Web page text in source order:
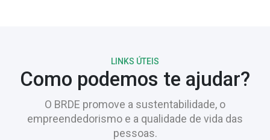
LINKS ÚTEIS
Como podemos te ajudar?
O BRDE promove a sustentabilidade, o
empreendedorismo e a qualidade de vida das
pessoas.